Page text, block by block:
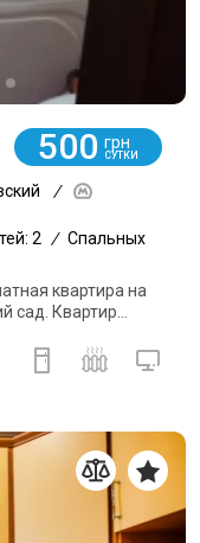
500 грн
СУТКИ
/
2 / Спальных
квартира на
сад. Квартир...